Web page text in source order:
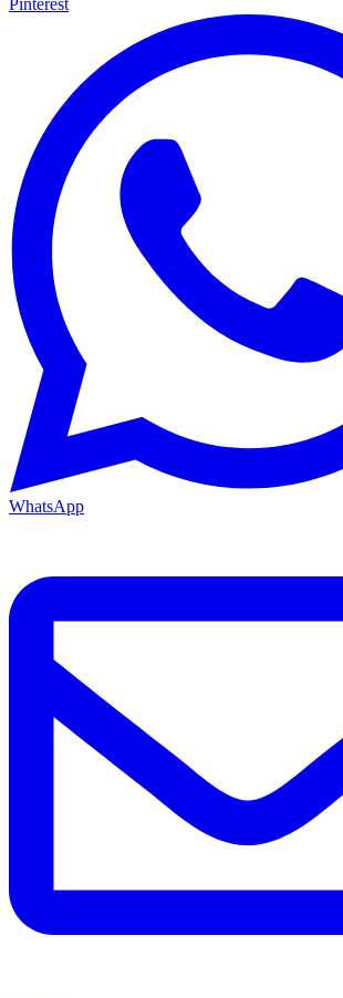
Pinterest
WhatsApp